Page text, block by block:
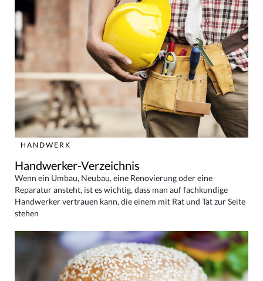
HANDWERK
Handwerker-Verzeichnis
Wenn ein Umbau, Neubau, eine Renovierung oder eine
Reparatur ansteht, ist es wichtig, dass man auf fachkundige
Handwerker vertrauen kann, die einem mit Rat und Tat zur Seite
stehen